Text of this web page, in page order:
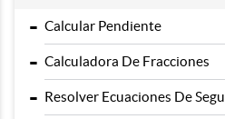
- Calcular Pendiente
- Calculadora De Fracciones
- Resolver Ecuaciones De